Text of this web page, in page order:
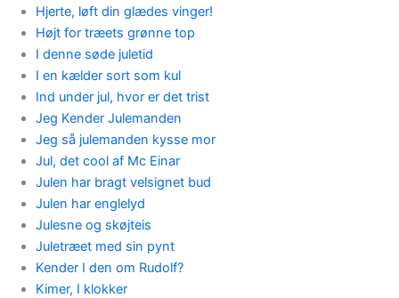
Hjerte, løft din glædes vinger!
Højt for træets grønne top
I denne søde juletid
I en kælder sort som kul
Ind under jul, hvor er det trist
Jeg Kender Julemanden
Jeg så julemanden kysse mor
Jul, det cool af Mc Einar
Julen har bragt velsignet bud
Julen har englelyd
Julesne og skøjteis
Juletræet med sin pynt
Kender I den om Rudolf?
Kimer, I klokker